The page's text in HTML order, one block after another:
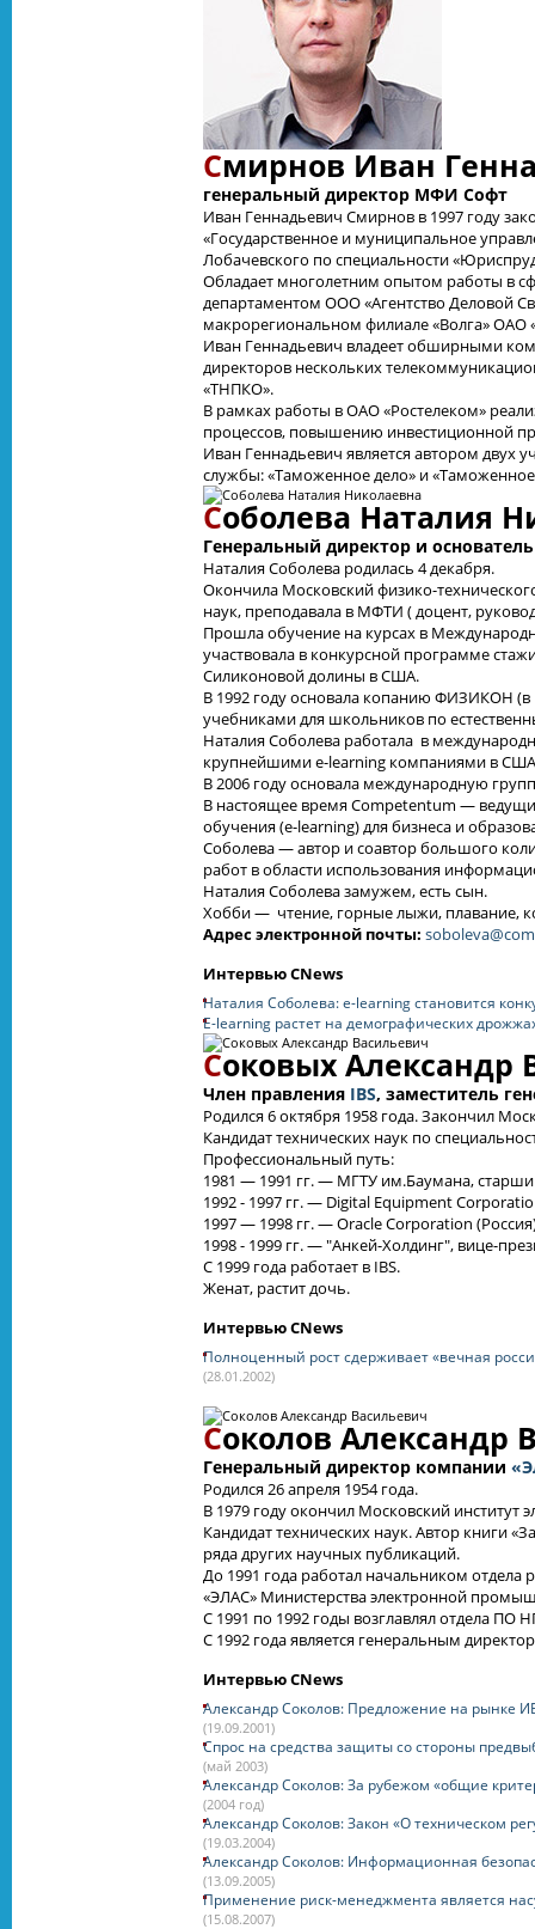
Смирнов Иван
генеральный директор МФИ Софт
Иван Геннадьевич Смирнов в 1997 году
«Государственное и муниципальное
Лобачевского по специальности
Обладает многолетним опытом работы в
департаментом ООО «Агентство Деловой
макрорегиональном филиале «Волга» ОАО
Иван Геннадьевич владеет обширными
директоров нескольких
«ТНПКО».
В рамках работы в ОАО «Ростелеком»
процессов, повышению инвестиционной
Иван Геннадьевич является автором двух
службы: «Таможенное дело» и
Соболева Наталия
Генеральный директор и
Наталия Соболева родилась 4 декабря.
Окончила Московский физико-
наук, преподавала в МФТИ ( доцент,
Прошла обучение на курсах в
участвовала в конкурсной программе
Силиконовой долины в США.
В 1992 году основала копанию ФИЗИКОН
учебниками для школьников по
Наталия Соболева работала в
крупнейшими e-learning компаниями в США
В 2006 году основала международную
В настоящее время Competentum —
обучения (e-learning) для бизнеса и
Соболева — автор и соавтор большого
работ в области использования
Наталия Соболева замужем, есть сын.
Хобби — чтение, горные лыжи, плавание,
Адрес электронной почты:
Интервью CNews
Наталия Соболева: e-learning становится
E-learning растет на демографических
Соковых Александр
Член правления IBS, заместитель
Родился 6 октября 1958 года. Закончил
Кандидат технических наук по
Профессиональный путь:
1981 — 1991 гг. — МГТУ им.Баумана,
1992 - 1997 гг. — Digital Equipment
1997 — 1998 гг. — Oracle Corporation
1998 - 1999 гг. — "Анкей-Холдинг", вице-
С 1999 года работает в IBS.
Женат, растит дочь.
Интервью CNews
Полноценный рост сдерживает «вечная
(28.01.2002)
Соколов Александр
Генеральный директор компании
Родился 26 апреля 1954 года.
В 1979 году окончил Московский
Кандидат технических наук. Автор книги
ряда других научных публикаций.
До 1991 года работал начальником
«ЭЛАС» Министерства электронной
С 1991 по 1992 годы возглавлял отдела ПО
С 1992 года является генеральным
Интервью CNews
Александр Соколов: Предложение на рынке
(19.09.2001)
Спрос на средства защиты со стороны
(май 2003)
Александр Соколов: За рубежом «общие
(2004 год)
Александр Соколов: Закон «О техническом
(19.03.2004)
Александр Соколов: Информационная
(13.09.2005)
Применение риск-менеджмента является
(15.08.2007)